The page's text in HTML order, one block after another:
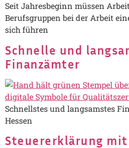
Seit Jahresbeginn müssen
Berufsgruppen bei der Arbeit
sich führen
Schnelle und
Finanzämter
Schnellstes und langsamstes
Hessen
Steuererklärung